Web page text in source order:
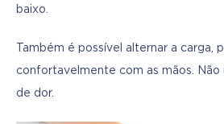
baixo.
Também é possível alternar a carga,
confortavelmente com as mãos. Não
de dor.